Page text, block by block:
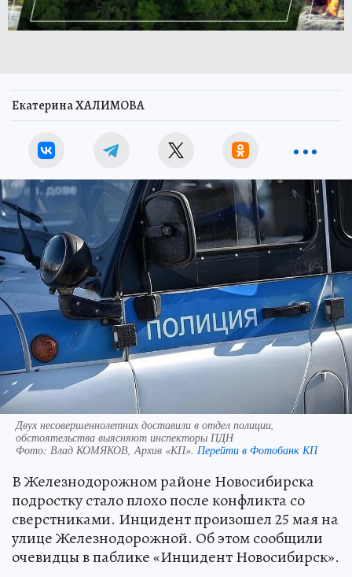
Екатерина ХАЛИМОВА
Двух несовершеннолетних доставили в отдел полиции,
обстоятельства выясняют инспекторы ПДН
Фото: Влад КОМЯКОВ, Архив «КП». Перейти в Фотобанк КП
В Железнодорожном районе Новосибирска
подростку стало плохо после конфликта со
сверстниками. Инцидент произошел 25 мая на
улице Железнодорожной. Об этом сообщили
очевидцы в паблике «Инцидент Новосибирск».